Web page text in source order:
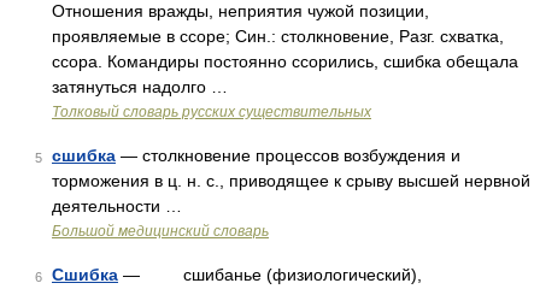
Отношения вражды, неприятия чужой позиции,
проявляемые в ссоре; Син.: столкновение, Разг. схватка,
ссора. Командиры постоянно ссорились, сшибка обещала
затянуться надолго …
Толковый словарь русских существительных
5 сшибка — столкновение процессов возбуждения и
торможения в ц. н. с., приводящее к срыву высшей нервной
деятельности …
Большой медицинский словарь
6 Сшибка — сшибанье (физиологический),